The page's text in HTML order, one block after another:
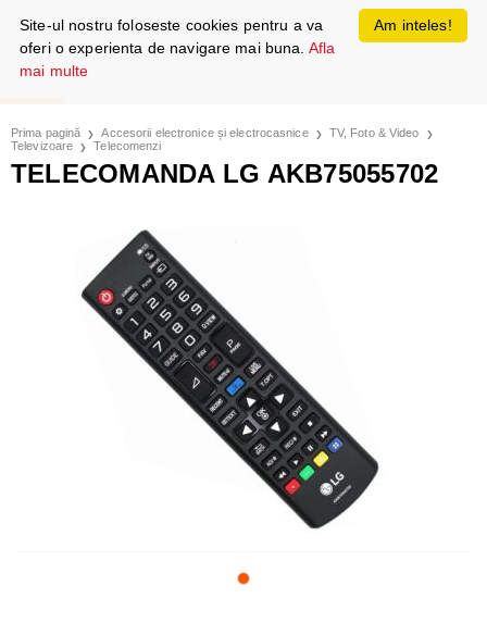
Prima pagină Accesorii electronice și electrocasnice
TV, Foto & Video
Televizoare
Telecomenzi
TELECOMANDA LG AKB75055702
Am inteles!
Site-ul nostru foloseste cookies pentru a va
oferi o experienta de navigare mai buna. Afla
mai multe